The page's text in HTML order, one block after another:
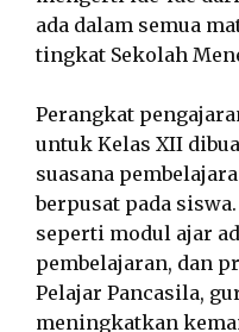
ada dalam semua
tingkat Sekolah
Perangkat
untuk Kelas XII
suasana
berpusat pada
seperti modul ajar
pembelajaran, dan
Pelajar Pancasila,
meningkatkan